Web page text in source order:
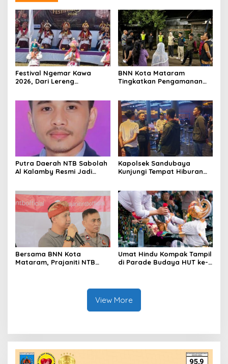
Festival Ngemar Kawa
2026, Dari Lereng
BNN Kota Mataram
Tingkatkan Pengamanan
Putra Daerah NTB Sabolah
Al Kalamby Resmi Jadi
Kapolsek Sandubaya
Kunjungi Tempat Hiburan
Bersama BNN Kota
Mataram, Prajaniti NTB
Umat Hindu Kompak Tampil
di Parade Budaya HUT ke-
View More